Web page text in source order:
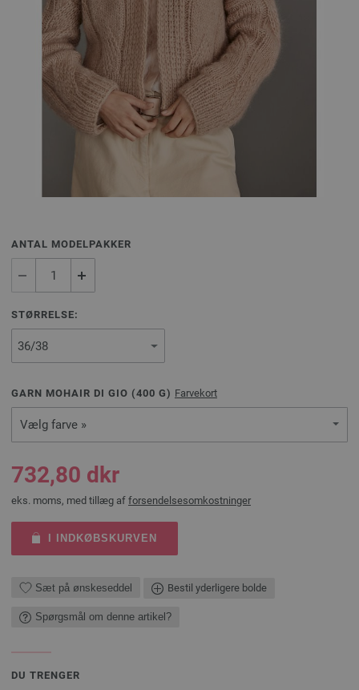
ANTAL MODELPAKKER
STØRRELSE:
GARN MOHAIR DI GIO (400 G) Farvekort
Vælg farve »
732,80 dkr
eks. moms, med tillæg af forsendelsesomkostninger
I INDKØBSKURVEN
Sæt på ønskeseddel Bestil yderligere bolde
Spørgsmål om denne artikel?
DU TRENGER